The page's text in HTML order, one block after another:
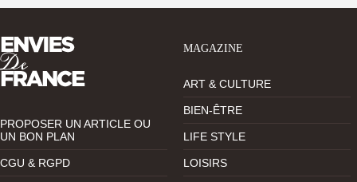
PROPOSER UN ARTICLE OU
UN BON PLAN
CGU & RGPD
MAGAZINE
ART & CULTURE
BIEN-ÊTRE
LIFE STYLE
LOISIRS